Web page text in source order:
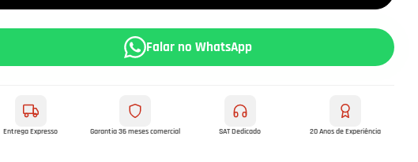
Falar no WhatsApp
Entrega Expresso Garantia 36 meses comercial SAT Dedicado 20 Anos de Experiência